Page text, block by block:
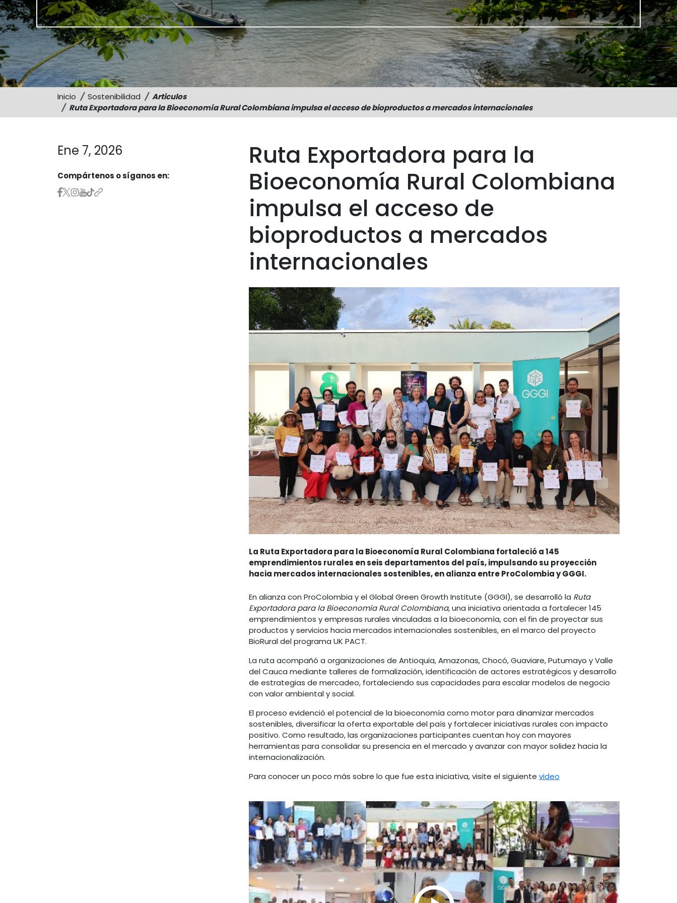
Inicio Sostenibilidad
Articulos
Ruta Exportadora para la Bioeconomía Rural Colombiana impulsa el acceso de bioproductos a mercados internacionales
Ene 7, 2026
Compártenos o síganos en:
Ruta Exportadora para la
Bioeconomía Rural Colombiana
impulsa el acceso de
bioproductos a mercados
internacionales
La Ruta Exportadora para la Bioeconomía Rural Colombiana fortaleció a 145
emprendimientos rurales en seis departamentos del país, impulsando su proyección
hacia mercados internacionales sostenibles, en alianza entre ProColombia y GGGI.
En alianza con ProColombia y el Global Green Growth Institute (GGGI), se desarrolló la Ruta
Exportadora para la Bioeconomía Rural Colombiana, una iniciativa orientada a fortalecer 145
emprendimientos y empresas rurales vinculadas a la bioeconomía, con el fin de proyectar sus
productos y servicios hacia mercados internacionales sostenibles, en el marco del proyecto
BioRural del programa UK PACT.
La ruta acompañó a organizaciones de Antioquia, Amazonas, Chocó, Guaviare, Putumayo y Valle
del Cauca mediante talleres de formalización, identificación de actores estratégicos y desarrollo
de estrategias de mercadeo, fortaleciendo sus capacidades para escalar modelos de negocio
con valor ambiental y social.
El proceso evidenció el potencial de la bioeconomía como motor para dinamizar mercados
sostenibles, diversificar la oferta exportable del país y fortalecer iniciativas rurales con impacto
positivo. Como resultado, las organizaciones participantes cuentan hoy con mayores
herramientas para consolidar su presencia en el mercado y avanzar con mayor solidez hacia la
internacionalización.
Para conocer un poco más sobre lo que fue esta iniciativa, visite el siguiente video